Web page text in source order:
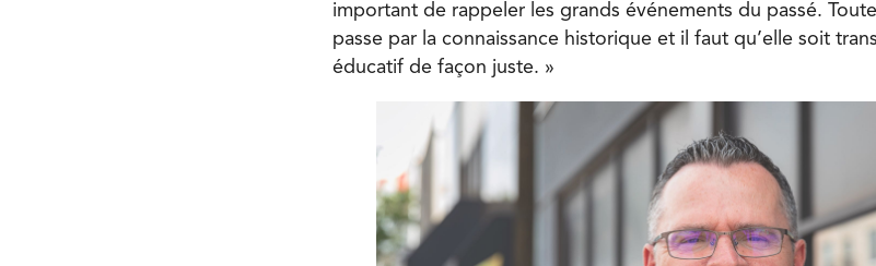
important de rappeler les grands événements du passé.
passe par la connaissance historique et il faut qu’elle soit
éducatif de façon juste. »